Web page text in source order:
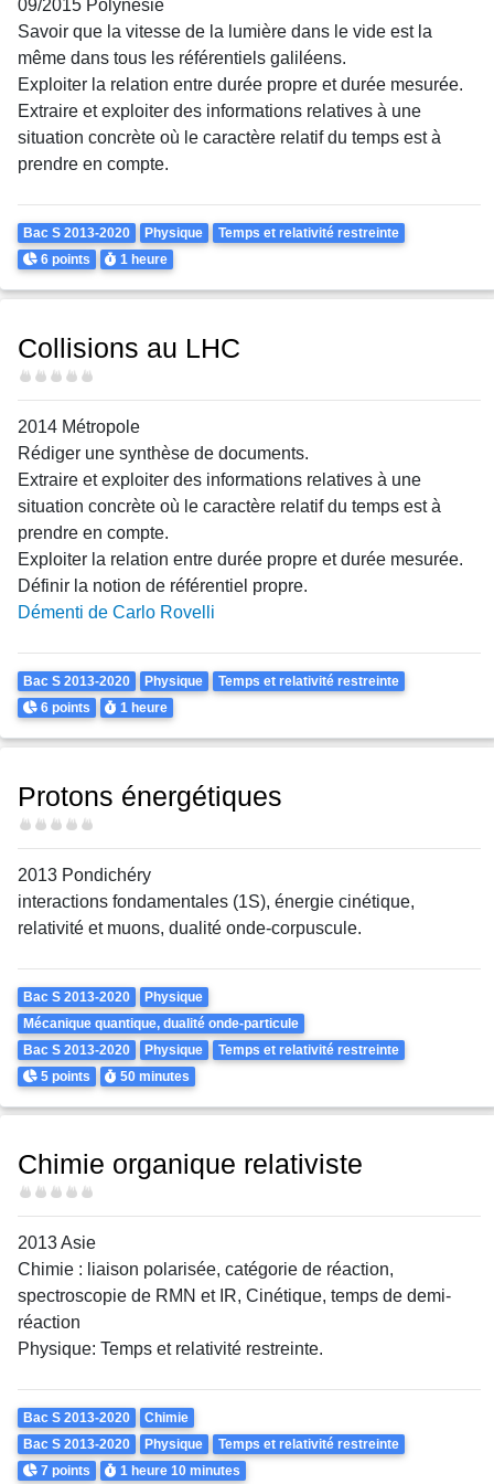
09/2015 Polynésie
Savoir que la vitesse de la lumière dans le vide est la
même dans tous les référentiels galiléens.
Exploiter la relation entre durée propre et durée mesurée.
Extraire et exploiter des informations relatives à une
situation concrète où le caractère relatif du temps est à
prendre en compte.
Theme
Bac S 2013-2020 Physique Temps et relativité restreinte
Points
6 points Durée
1 heure
Collisions au LHC
Difficulté
2014 Métropole
Rédiger une synthèse de documents.
Extraire et exploiter des informations relatives à une
situation concrète où le caractère relatif du temps est à
prendre en compte.
Exploiter la relation entre durée propre et durée mesurée.
Définir la notion de référentiel propre.
Démenti de Carlo Rovelli
Theme
Bac S 2013-2020 Physique Temps et relativité restreinte
Points
6 points Durée
1 heure
Protons énergétiques
Difficulté
2013 Pondichéry
interactions fondamentales (1S), énergie cinétique,
relativité et muons, dualité onde-corpuscule.
Theme
Bac S 2013-2020
Physique
Mécanique quantique, dualité onde-particule
Bac S 2013-2020
Physique Temps et relativité restreinte
Points
5 points Durée
50 minutes
Chimie organique relativiste
Difficulté
2013 Asie
Chimie : liaison polarisée, catégorie de réaction,
spectroscopie de RMN et IR, Cinétique, temps de demi-
réaction
Physique: Temps et relativité restreinte.
Theme
Bac S 2013-2020
Chimie
Bac S 2013-2020
Physique Temps et relativité restreinte
Points
7 points Durée
1 heure10 minutes